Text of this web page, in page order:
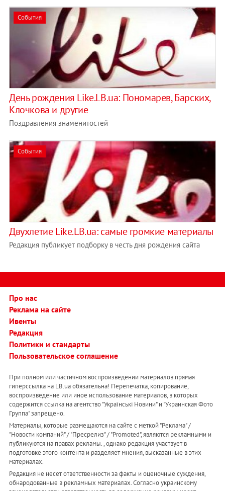
События
День рождения Like.LB.ua: Пономарев, Барских,
Клочкова и другие
Поздравления знаменитостей
События
Двухлетие Like.LB.ua: самые громкие материалы
Редакция публикует подборку в честь дня рождения сайта
Про нас
Реклама на сайте
Ивенты
Редакция
Политики и стандарты
Пользовательское соглашение
При полном или частичном воспроизведении материалов прямая
гиперссылка на LB.ua обязательна! Перепечатка, копирование,
воспроизведение или иное использование материалов, в которых
содержится ссылка на агентство "Українськi Новини" и "Украинская Фото
Группа" запрещено.
Материалы, которые размещаются на сайте с меткой "Реклама" /
"Новости компаний" / "Пресрелиз" / "Promoted", являются рекламными и
публикуются на правах рекламы. , однако редакция участвует в
подготовке этого контента и разделяет мнения, высказанные в этих
материалах.
Редакция не несет ответственности за факты и оценочные суждения,
обнародованные в рекламных материалах. Согласно украинскому